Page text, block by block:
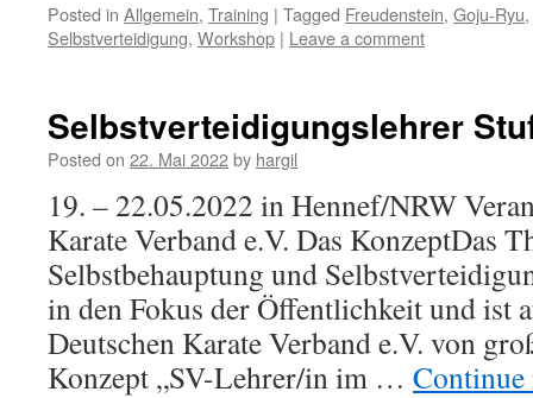
Posted in Allgemein, Training | Tagged Freudenstein, Goju-Ryu,
Selbstverteidigung, Workshop | Leave a comment
Selbstverteidigungslehrer
Posted on 22. Mai 2022by hargil
19. – 22.05.2022 in Hennef/NRW
Karate Verband e.V. Das KonzeptDas
Selbstbehauptung und
in den Fokus der Öffentlichkeit und ist
Deutschen Karate Verband e.V. von
Konzept „SV-Lehrer/in im …